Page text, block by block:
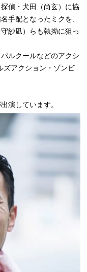
偵・犬田（尚玄） に協
手配となったミクを、
紗凪） らも執拗に狙っ
パルクールなどのアクシ
ズアクション・ゾンビ
演しています。